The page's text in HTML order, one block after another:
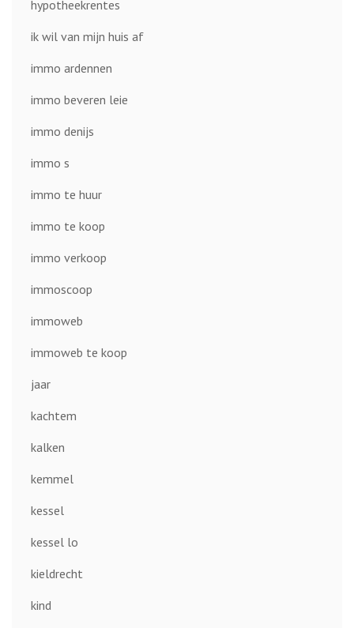
hypotheekrentes
ik wil van mijn huis af
immo ardennen
immo beveren leie
immo denijs
immo s
immo te huur
immo te koop
immo verkoop
immoscoop
immoweb
immoweb te koop
jaar
kachtem
kalken
kemmel
kessel
kessel lo
kieldrecht
kind